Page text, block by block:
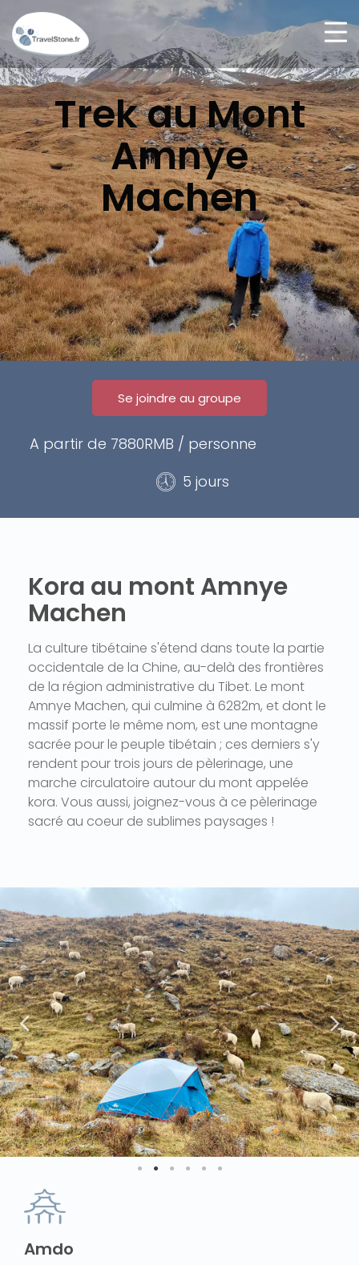
Trek au Mont
Amnye
Machen
Se joindre au groupe
A partir de 7880RMB / personne
5 jours
Kora au mont Amnye
Machen
La culture tibétaine s'étend dans toute la partie
occidentale de la Chine, au-delà des frontières
de la région administrative du Tibet. Le mont
Amnye Machen, qui culmine à 6282m, et dont le
massif porte le même nom, est une montagne
sacrée pour le peuple tibétain ; ces derniers s'y
rendent pour trois jours de pèlerinage, une
marche circulatoire autour du mont appelée
kora. Vous aussi, joignez-vous à ce pèlerinage
sacré au coeur de sublimes paysages !
Amdo